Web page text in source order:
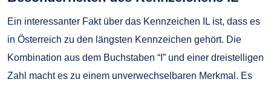
Ein interessanter Fakt über das Kennzeichen IL ist, dass es
in Österreich zu den längsten Kennzeichen gehört. Die
Kombination aus dem Buchstaben “I” und einer dreistelligen
Zahl macht es zu einem unverwechselbaren Merkmal. Es